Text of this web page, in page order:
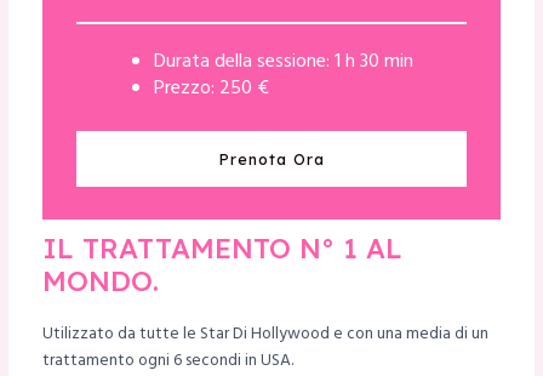
Durata della sessione: 1 h 30 min
Prezzo: 250 €
Prenota Ora
IL TRATTAMENTO N° 1 AL
MONDO.
Utilizzato da tutte le Star Di Hollywood e con una media di un
trattamento ogni 6 secondi in USA.